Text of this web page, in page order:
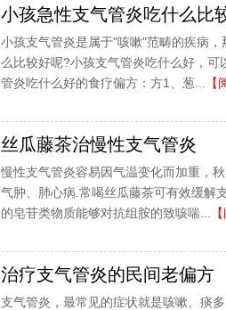
小孩急性支气管炎吃什么比
小孩支气管炎是属于"咳嗽"范畴的疾病
么比较好呢?小孩支气管炎吃什么好，可
管炎吃什么好的食疗偏方：方1、葱...
丝瓜藤茶治慢性支气管炎
慢性支气管炎容易因气温变化而加重，
气肿、肺心病.常喝丝瓜藤茶可有效缓解
的皂苷类物质能够对抗组胺的致咳喘...
治疗支气管炎的民间老偏方
支气管炎，最常见的症状就是咳嗽、痰